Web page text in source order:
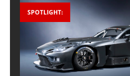
SPOTLIGHT: